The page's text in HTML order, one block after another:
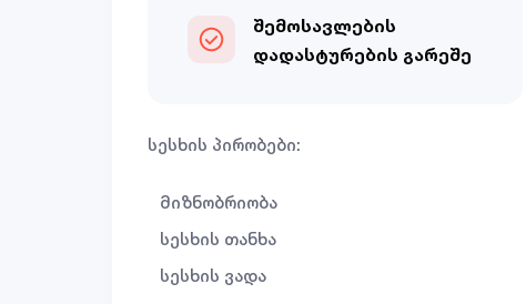
შემოსავლების
დადასტურების გარეშე
სესხის პირობები:
მიზნობრიობა
სესხის თანხა
სესხის ვადა